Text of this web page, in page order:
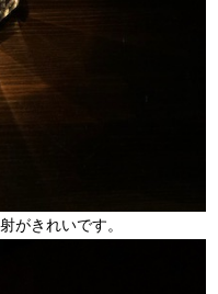
がきれいです。